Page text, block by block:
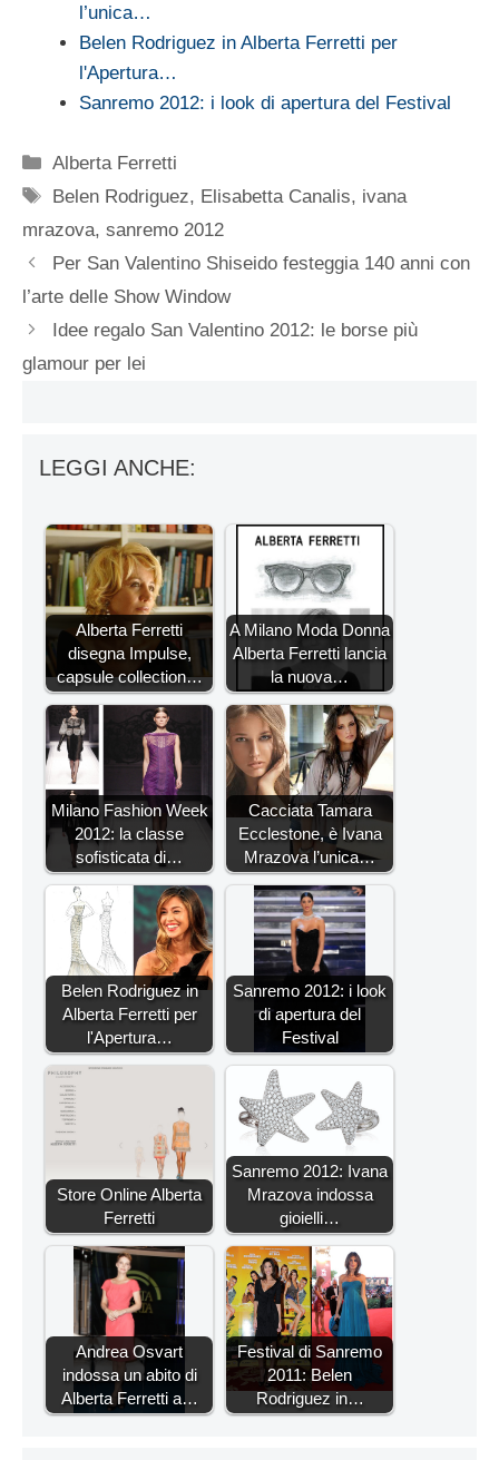
l’unica…
Belen Rodriguez in Alberta Ferretti per
l'Apertura…
Sanremo 2012: i look di apertura del Festival
Categorie
Alberta Ferretti
Tag
Belen Rodriguez, Elisabetta Canalis, ivana
mrazova, sanremo 2012
Per San Valentino Shiseido festeggia 140 anni con
l’arte delle Show Window
Idee regalo San Valentino 2012: le borse più
glamour per lei
LEGGI ANCHE:
Alberta Ferretti
disegna Impulse,
capsule collection…
A Milano Moda Donna
Alberta Ferretti lancia
la nuova…
Milano Fashion Week
2012: la classe
sofisticata di…
Cacciata Tamara
Ecclestone, è Ivana
Mrazova l’unica…
Belen Rodriguez in
Alberta Ferretti per
l'Apertura…
Sanremo 2012: i look
di apertura del
Festival
Store Online Alberta
Ferretti
Sanremo 2012: Ivana
Mrazova indossa
gioielli…
Andrea Osvart
indossa un abito di
Alberta Ferretti a…
Festival di Sanremo
2011: Belen
Rodriguez in…